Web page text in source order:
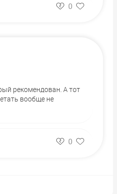
0
рекомендован. А тот
вообще не
0